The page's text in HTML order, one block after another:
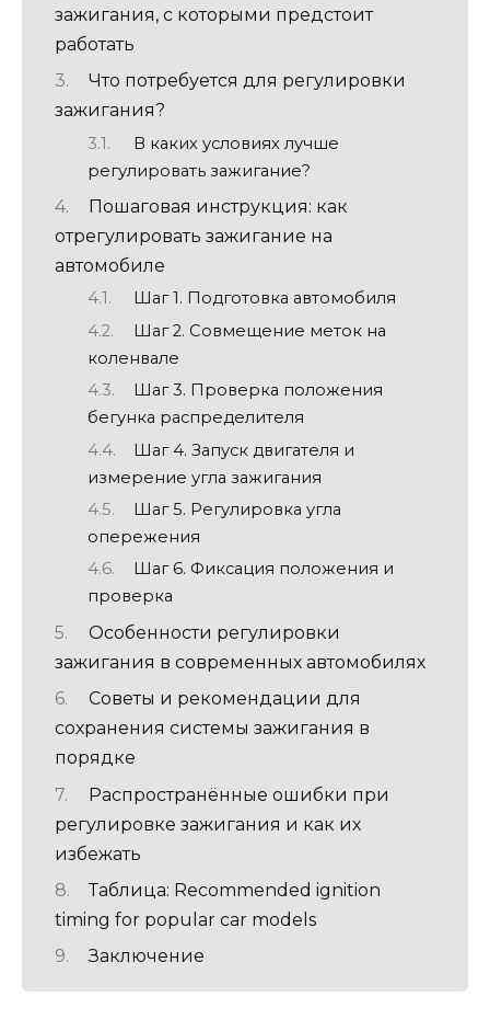
зажигания, с которыми предстоит
работать
Что потребуется для регулировки
зажигания?
В каких условиях лучше
регулировать зажигание?
Пошаговая инструкция: как
отрегулировать зажигание на
автомобиле
Шаг 1. Подготовка автомобиля
Шаг 2. Совмещение меток на
коленвале
Шаг 3. Проверка положения
бегунка распределителя
Шаг 4. Запуск двигателя и
измерение угла зажигания
Шаг 5. Регулировка угла
опережения
Шаг 6. Фиксация положения и
проверка
Особенности регулировки
зажигания в современных автомобилях
Советы и рекомендации для
сохранения системы зажигания в
порядке
Распространённые ошибки при
регулировке зажигания и как их
избежать
Таблица: Recommended ignition
timing for popular car models
Заключение